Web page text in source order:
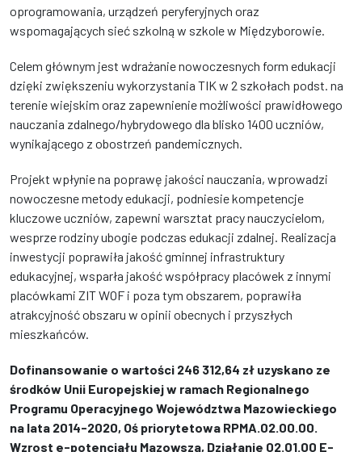
oprogramowania, urządzeń peryferyjnych oraz
wspomagających sieć szkolną w szkole w Międzyborowie.
Celem głównym jest wdrażanie nowoczesnych form edukacji
dzięki zwiększeniu wykorzystania TIK w 2 szkołach podst. na
terenie wiejskim oraz zapewnienie możliwości prawidłowego
nauczania zdalnego/hybrydowego dla blisko 1400 uczniów,
wynikającego z obostrzeń pandemicznych.
Projekt wpłynie na poprawę jakości nauczania, wprowadzi
nowoczesne metody edukacji, podniesie kompetencje
kluczowe uczniów, zapewni warsztat pracy nauczycielom,
wesprze rodziny ubogie podczas edukacji zdalnej. Realizacja
inwestycji poprawiła jakość gminnej infrastruktury
edukacyjnej, wsparła jakość współpracy placówek z innymi
placówkami ZIT WOF i poza tym obszarem, poprawiła
atrakcyjność obszaru w opinii obecnych i przyszłych
mieszkańców.
Dofinansowanie o wartości 246 312,64 zł uzyskano ze
środków Unii Europejskiej w ramach Regionalnego
Programu Operacyjnego Województwa Mazowieckiego
na lata 2014-2020, Oś priorytetowa RPMA.02.00.00.
Wzrost e-potencjału Mazowsza, Działanie 02.01.00 E-